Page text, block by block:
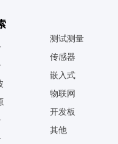
测试测量
传感器
嵌入式
物联网
开发板
其他